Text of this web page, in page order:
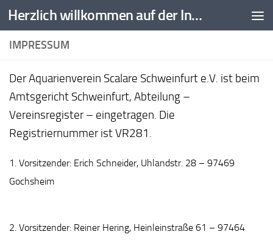
Zum Inhalt springen Herzlich willkommen auf der Internetseite des Aquarienvereins Scalare e.V. Schweinfurt
IMPRESSUM
Der Aquarienverein Scalare Schweinfurt e.V. ist beim
Amtsgericht Schweinfurt, Abteilung –
Vereinsregister – eingetragen. Die
Registriernummer ist VR281.
1. Vorsitzender: Erich Schneider, Uhlandstr. 28 – 97469
Gochsheim
2. Vorsitzender: Reiner Hering, Heinleinstraße 61 – 97464